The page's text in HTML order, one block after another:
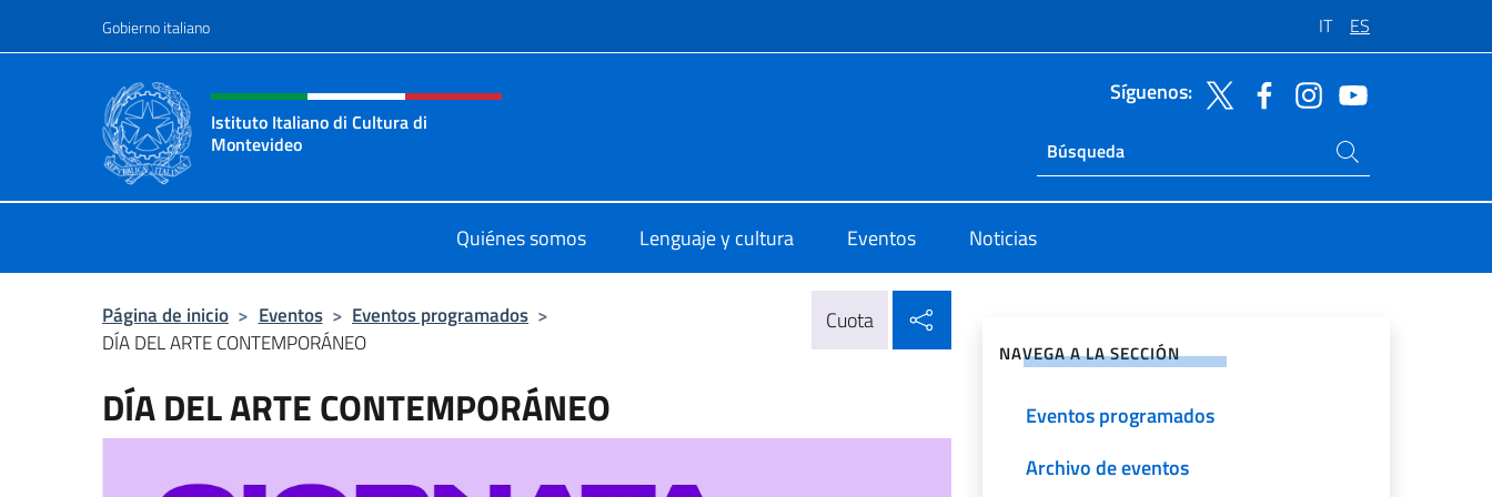
Gobierno italiano IT ES
Encabezado del sitio web, redes sociales y menú
Istituto Italiano di Cultura di
Montevideo
Síguenos:
Ricerca sito live
Buscar en el sitio
Quiénes somos Lenguaje y cultura Eventos Noticias
Página de inicio > Eventos > Eventos programados >
DÍA DEL ARTE CONTEMPORÁNEO
Cuota
DÍA DEL ARTE CONTEMPORÁNEO
NAVEGA A LA SECCIÓN
Eventos programados
Archivo de eventos